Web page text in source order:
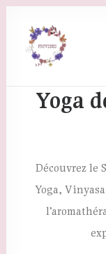
Yoga
Découvrez le
Yoga,